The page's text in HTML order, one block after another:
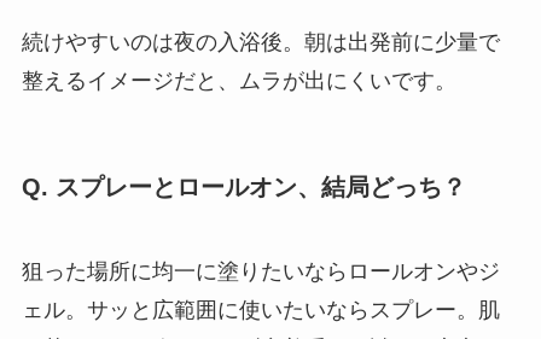
続けやすいのは夜の入浴後。朝は出発前に少量で
整えるイメージだと、ムラが出にくいです。
Q. スプレーとロールオン、結局どっち？
狙った場所に均一に塗りたいならロールオンやジ
ェル。サッと広範囲に使いたいならスプレー。肌